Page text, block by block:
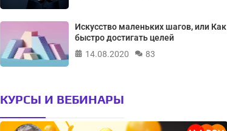
Искусство маленьких шагов, или Как
быстро достигать целей
14.08.2020
83
КУРСЫ И ВЕБИНАРЫ